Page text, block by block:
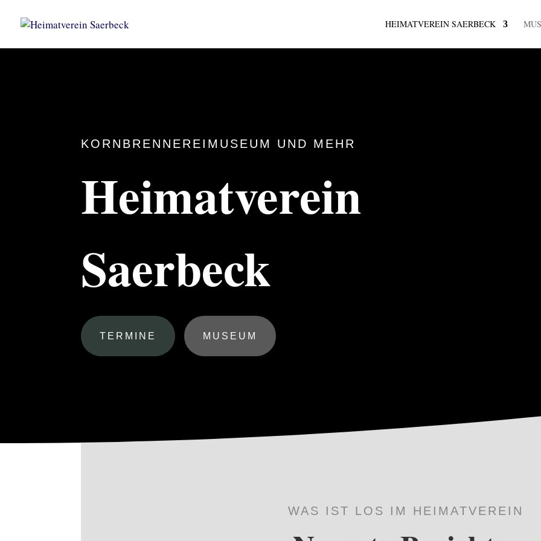
HEIMATVEREIN SAERBECK
KORNBRENNEREIMUSEUM UND MEHR
Heimatverein
Saerbeck
TERMINE MUSEUM
WAS IST LOS IM HEIMATVEREIN